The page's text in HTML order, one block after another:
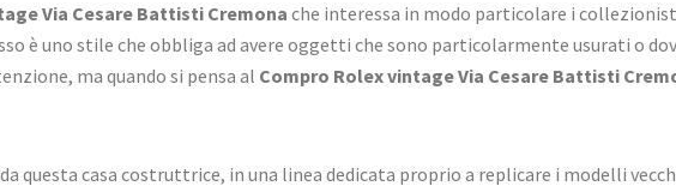
Via Cesare Battisti Cremonache interessa in modo particolare i
è uno stile che obbliga ad avere oggetti che sono particolarmente usurati o
ma quando si pensa al Compro Rolex vintage Via Cesare Battisti
questa casa costruttrice, in una linea dedicata proprio a replicare i modelli